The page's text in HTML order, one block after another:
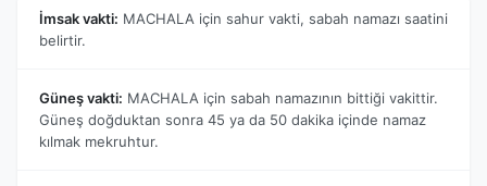
İmsak vakti: MACHALA için sahur vakti, sabah namazı saatini
belirtir.
Güneş vakti: MACHALA için sabah namazının bittiği vakittir.
Güneş doğduktan sonra 45 ya da 50 dakika içinde namaz
kılmak mekruhtur.